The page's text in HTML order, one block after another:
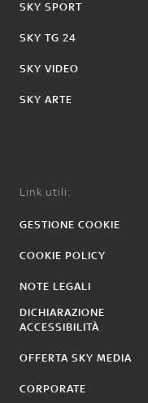
SKY SPORT
SKY TG 24
SKY VIDEO
SKY ARTE
Link utili:
GESTIONE COOKIE
COOKIE POLICY
NOTE LEGALI
DICHIARAZIONE
ACCESSIBILITÀ
OFFERTA SKY MEDIA
CORPORATE